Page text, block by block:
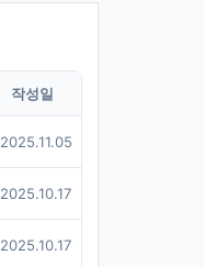
작성일
2025.11.05
2025.10.17
2025.10.17